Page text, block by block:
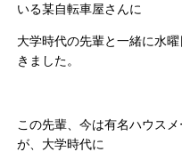
いる某自転車屋さんに
大学時代の先輩と一緒に水
きました。
この先輩、今は有名ハウス
が、大学時代に